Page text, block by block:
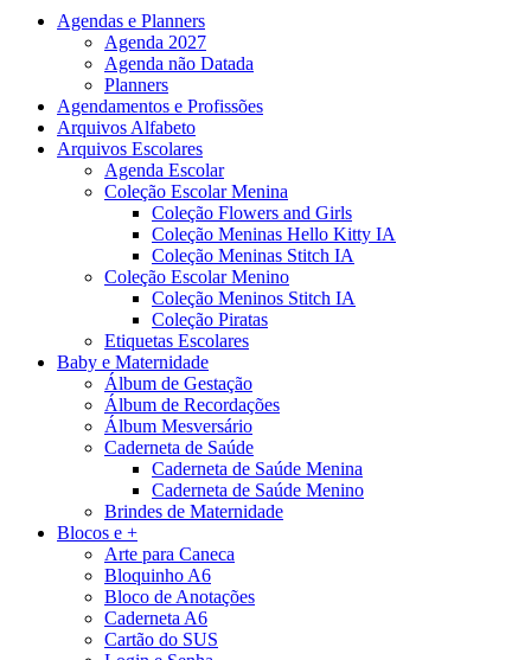
Agendas e Planners
Agenda 2027
Agenda não Datada
Planners
Agendamentos e Profissões
Arquivos Alfabeto
Arquivos Escolares
Agenda Escolar
Coleção Escolar Menina
Coleção Flowers and Girls
Coleção Meninas Hello Kitty IA
Coleção Meninas Stitch IA
Coleção Escolar Menino
Coleção Meninos Stitch IA
Coleção Piratas
Etiquetas Escolares
Baby e Maternidade
Álbum de Gestação
Álbum de Recordações
Álbum Mesversário
Caderneta de Saúde
Caderneta de Saúde Menina
Caderneta de Saúde Menino
Brindes de Maternidade
Blocos e +
Arte para Caneca
Bloquinho A6
Bloco de Anotações
Caderneta A6
Cartão do SUS